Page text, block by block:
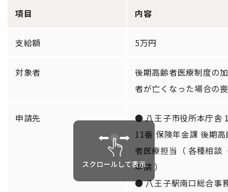
項目 内容
支給額 5万円
対象者
後期高齢者医療制度の
者が亡くなった場合の
申請先
● 八王子市役所本庁舎
11番 保険年金課 後期
者医療担当（ 各種相談
申請 ）
● 八王子駅南口総合事